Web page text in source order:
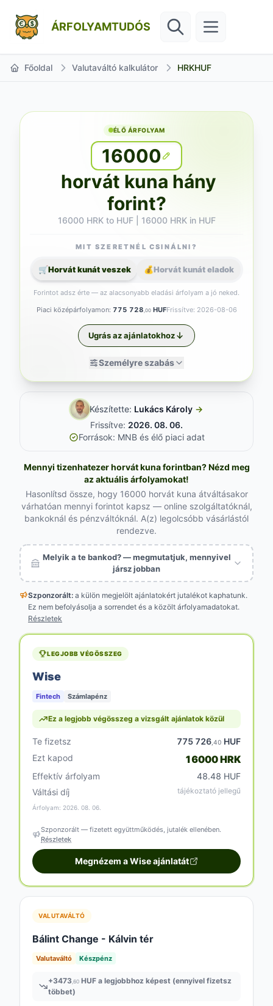
ÁRFOLYAMTUDÓS
Főoldal Valutaváltó kalkulátor HRKHUF
ÉLŐ ÁRFOLYAM
16000
horvát kuna hány
forint?
16000 HRK to HUF | 16000 HRK in HUF
Piaci középárfolyamon: 775 728 ,00HUFFrissítve: 2026-08-06
Személyre szabás
MIT SZERETNÉL CSINÁLNI?
🛒Horvát kunát veszek 💰Horvát kunát eladok
Forintot adsz érte — az alacsonyabb eladási árfolyam a jó neked.
Ugrás az ajánlatokhoz
Készítette: Lukács Károly →
Frissítve: 2026. 08. 06.
Források: MNB és élő piaci adat
Mennyi tizenhatezer horvát kuna forintban? Nézd meg
az aktuális árfolyamokat!
Hasonlítsd össze, hogy 16000 horvát kuna átváltásakor
várhatóan mennyi forintot kapsz — online szolgáltatóknál,
bankoknál és pénzváltóknál. A(z) legolcsóbb vásárlástól
rendezve.
Melyik a te bankod? — megmutatjuk, mennyivel
jársz jobban
Szponzorált: a külön megjelölt ajánlatokért jutalékot kaphatunk.
Ez nem befolyásolja a sorrendet és a közölt árfolyamadatokat.
Részletek
LEGJOBB VÉGÖSSZEG
Wise
Fintech Számlapénz
Ez a legjobb végösszeg a vizsgált ajánlatok közül
Te fizetsz 775 726 ,40 HUF
Ezt kapod
16000 HRK
Effektív árfolyam
48.48 HUF
Váltási díj
tájékoztató jellegű
Árfolyam: 2026. 08. 06.
Szponzorált — fizetett együttműködés, jutalék ellenében.
Részletek
Megnézem a Wise ajánlatát
VALUTAVÁLTÓ
Bálint Change - Kálvin tér
Valutaváltó Készpénz
+3473 ,60 HUF a legjobbhoz képest (ennyivel fizetsz
többet)